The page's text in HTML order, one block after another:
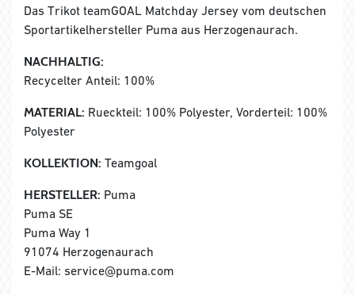
Das Trikot teamGOAL Matchday Jersey vom deutschen
Sportartikelhersteller Puma aus Herzogenaurach.
NACHHALTIG:
Recycelter Anteil: 100%
MATERIAL: Rueckteil: 100% Polyester, Vorderteil: 100%
Polyester
KOLLEKTION: Teamgoal
HERSTELLER: Puma
Puma SE
Puma Way 1
91074 Herzogenaurach
E-Mail: service@puma.com